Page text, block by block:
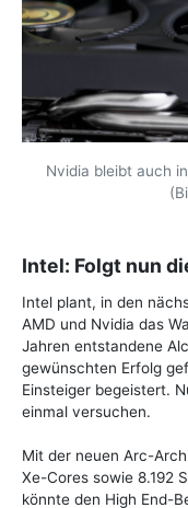
Nvidia bleibt auch
Intel: Folgt nun
Intel plant, in den
AMD und Nvidia das
Jahren entstandene
gewünschten Erfolg
Einsteiger begeistert.
einmal versuchen.
Mit der neuen Arc-
Xe-Cores sowie 8.192
könnte den High End-